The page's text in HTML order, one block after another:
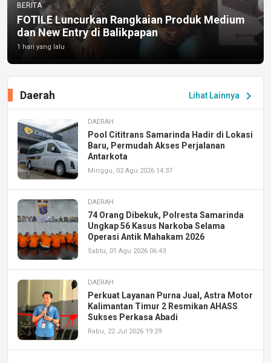
BERITA
FOTILE Luncurkan Rangkaian Produk Medium
dan New Entry di Balikpapan
1 hari yang lalu
Lihat Lainnya chevron_right
Daerah
DAERAH
Pool Cititrans Samarinda Hadir di Lokasi
Baru, Permudah Akses Perjalanan
Antarkota
Minggu, 02 Agu 2026 14:37
DAERAH
74 Orang Dibekuk, Polresta Samarinda
Ungkap 56 Kasus Narkoba Selama
Operasi Antik Mahakam 2026
Sabtu, 01 Agu 2026 06:43
DAERAH
Perkuat Layanan Purna Jual, Astra Motor
Kalimantan Timur 2 Resmikan AHASS
Sukses Perkasa Abadi
Rabu, 22 Jul 2026 19:29